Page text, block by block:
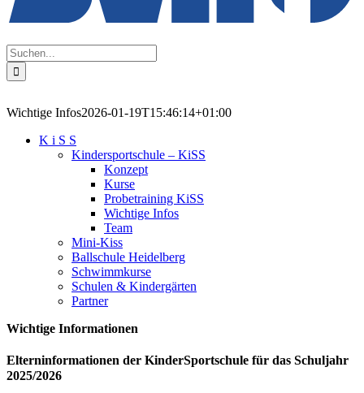
Suche
nach:
Wichtige Infos2026-01-19T15:46:14+01:00
K i S S
Kindersportschule – KiSS
Konzept
Kurse
Probetraining KiSS
Wichtige Infos
Team
Mini-Kiss
Ballschule Heidelberg
Schwimmkurse
Schulen & Kindergärten
Partner
Wichtige Informationen
Elterninformationen der KinderSportschule für das Schuljahr
2025/2026